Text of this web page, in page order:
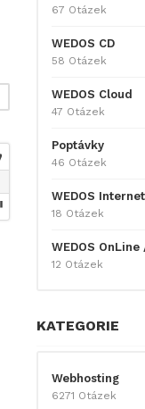
67 Otázek
WEDOS CD
58 Otázek
WEDOS Cloud
47 Otázek
Poptávky
46 Otázek
WEDOS
18 Otázek
WEDOS OnLine
12 Otázek
KATEGORIE
Webhosting
6271 Otázek